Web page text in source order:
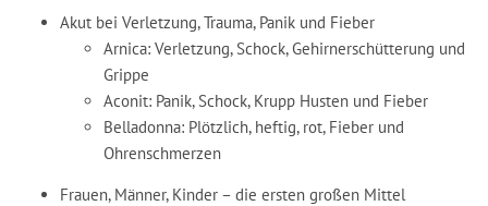
Akut bei Verletzung, Trauma, Panik und Fieber
Arnica: Verletzung, Schock, Gehirnerschütterung und
Grippe
Aconit: Panik, Schock, Krupp Husten und Fieber
Belladonna: Plötzlich, heftig, rot, Fieber und
Ohrenschmerzen
Frauen, Männer, Kinder – die ersten großen Mittel